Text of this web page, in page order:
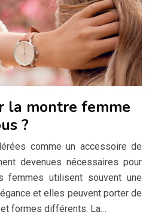
la montre femme
?
comme un accessoire de
devenues nécessaires pour
femmes utilisent souvent une
et elles peuvent porter de
formes différents. La…